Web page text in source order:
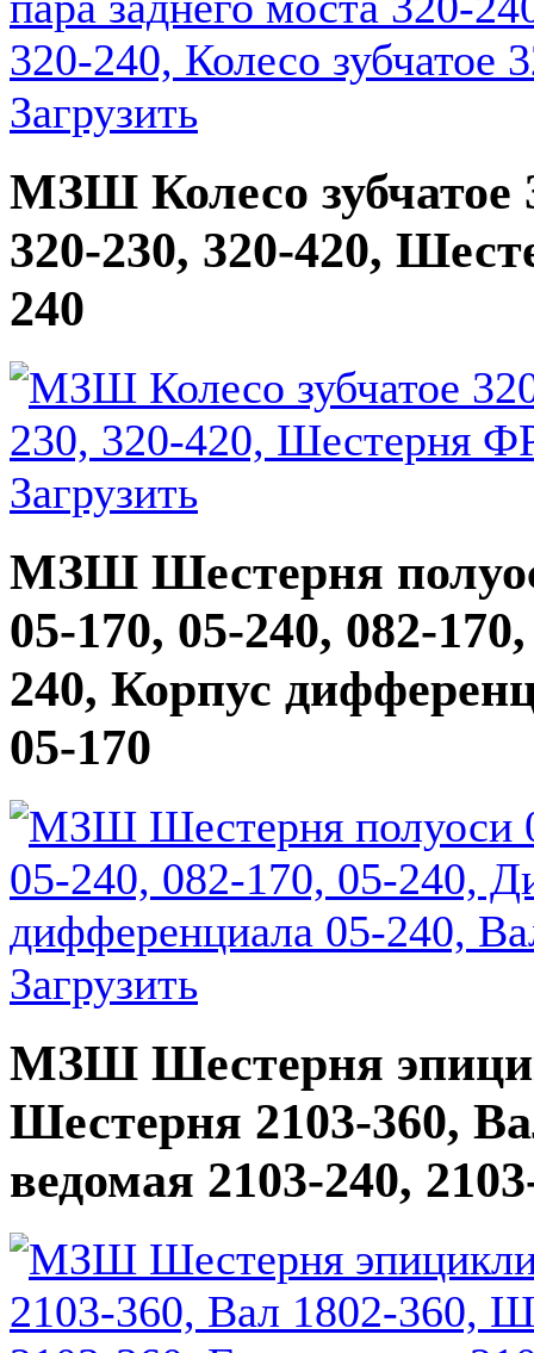
Загрузить
МЗШ Колесо зубчатое
320-230, 320-420,
240
Загрузить
МЗШ Шестерня
05-170, 05-240, 082-
240, Корпус
05-170
Загрузить
МЗШ Шестерня
Шестерня 2103-360,
ведомая 2103-240,